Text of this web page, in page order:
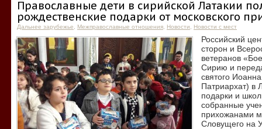
Православные дети в сирийской Латакии
рождественские подарки от московского
Дальнее зарубежье Межправославные отношения Новости Новости с мест
Российский
сторон и
ветеранов
Сирию и
святого
Патриархат) в
подарки и
собранные
прихожанами
Словущего на